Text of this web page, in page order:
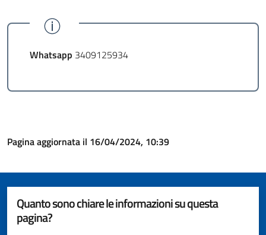
Whatsapp 3409125934
Pagina aggiornata il 16/04/2024, 10:39
Quanto sono chiare le informazioni su questa
pagina?